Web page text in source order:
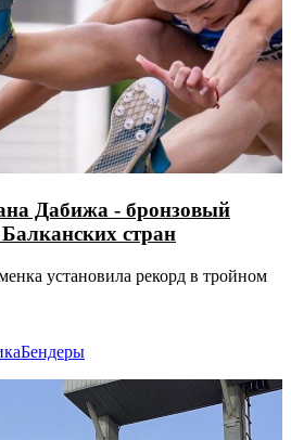
Дабижа - бронзовый
стран
установила рекорд в тройном
Бендеры